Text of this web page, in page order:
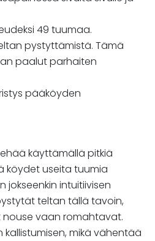
49 tuumaa.
pystyttämistä. Tämä
paalut parhaiten
pääköyden
käyttämällä pitkiä
köydet useita tuumia
intuitiivisen
teltan tällä tavoin,
nouse vaan romahtavat.
mikä vähentää